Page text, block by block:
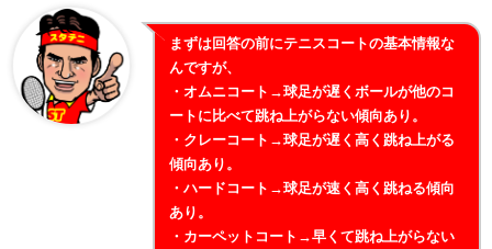
まずは回答の前にテニスコートの基本情報な
んですが、
・オムニコート→球足が遅くボールが他のコ
ートに比べて跳ね上がらない傾向あり。
・クレーコート→球足が遅く高く跳ね上がる
傾向あり。
・ハードコート→球足が速く高く跳ねる傾向
あり。
・カーペットコート→早くて跳ね上がらない